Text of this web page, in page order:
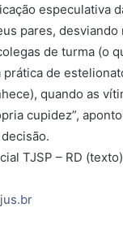
especulativa
pares,
de turma (o
de
quando as
cupidez”,
TJSP – RD